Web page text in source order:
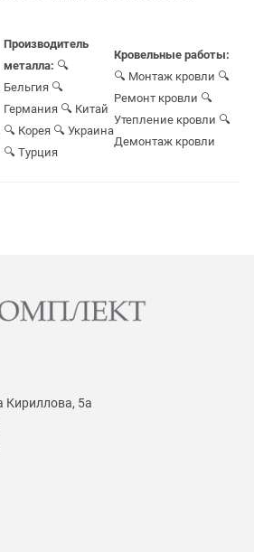
Производитель
металла: 🔍
Бельгия 🔍
Германия 🔍 Китай
🔍 Корея 🔍 Украина
🔍 Турция
Кровельные работы:
🔍 Монтаж кровли 🔍
Ремонт кровли 🔍
Утепление кровли 🔍
Демонтаж кровли
Кириллова, 5а